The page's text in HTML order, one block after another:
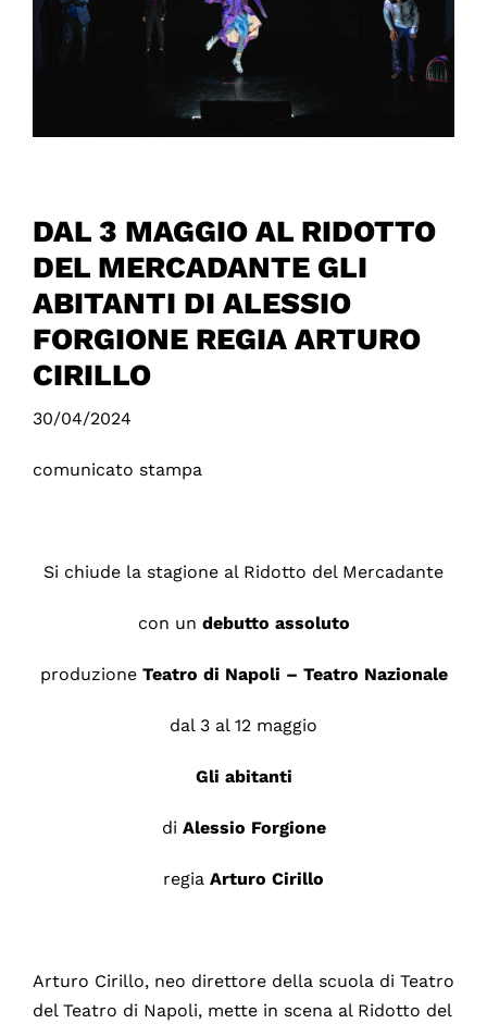
DAL 3 MAGGIO AL RIDOTTO
DEL MERCADANTE GLI
ABITANTI DI ALESSIO
FORGIONE REGIA ARTURO
CIRILLO
30/04/2024
comunicato stampa
Si chiude la stagione al Ridotto del Mercadante
con un debutto assoluto
produzione Teatro di Napoli – Teatro Nazionale
dal 3 al 12 maggio
Gli abitanti
di Alessio Forgione
regia Arturo Cirillo
Arturo Cirillo, neo direttore della scuola di Teatro
del Teatro di Napoli, mette in scena al Ridotto del